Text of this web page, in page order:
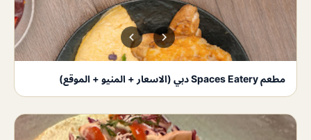
مطعم Spaces Eatery دبي (الاسعار + المنيو + الموقع)